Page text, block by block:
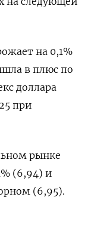
на 0,1%
в плюс по
доллара
при
рынке
(6,94) и
(6,95).